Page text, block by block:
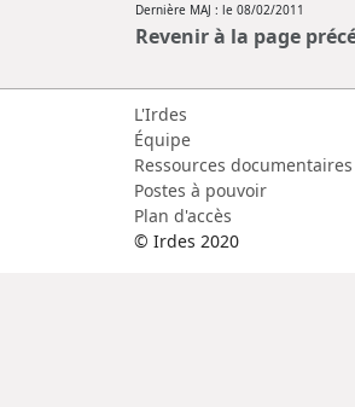
Dernière MAJ : le 08/02/2011
Revenir à la page
L'Irdes
Équipe
Ressources documentaires
Postes à pouvoir
Plan d'accès
© Irdes 2020